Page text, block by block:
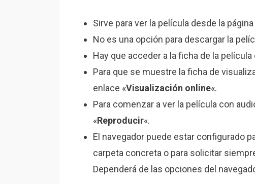
Sirve para ver la película desde la página
No es una opción para descargar la
Hay que acceder a la ficha de la
Para que se muestre la ficha de
enlace «Visualización online«.
Para comenzar a ver la película con
«Reproducir«.
El navegador puede estar configurado
carpeta concreta o para solicitar
Dependerá de las opciones del